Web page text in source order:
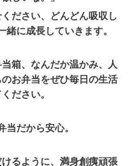
ださい、どんどん吸収し
緒に成長していきます。
箱、なんだか温かみ、人
お弁当をぜひ毎日の生活
ださい。
当だから安心。
るように、満身創痍頑張